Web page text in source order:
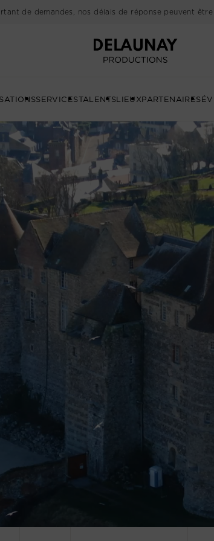
de demandes, nos délais de réponse peuvent
SERVICESTALENTSLIEUXPARTENAIRES